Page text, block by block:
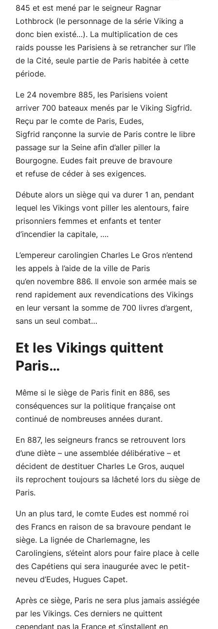
845 et est mené par le seigneur Ragnar
Lothbrock (le personnage de la série Viking a
donc bien existé…). La multiplication de ces
raids pousse les Parisiens à se retrancher sur l’île
de la Cité, seule partie de Paris habitée à cette
période.
Le 24 novembre 885, les Parisiens voient
arriver 700 bateaux menés par le Viking Sigfrid.
Reçu par le comte de Paris, Eudes,
Sigfrid rançonne la survie de Paris contre le libre
passage sur la Seine afin d’aller piller la
Bourgogne. Eudes fait preuve de bravoure
et refuse de céder à ses exigences.
Débute alors un siège qui va durer 1 an, pendant
lequel les Vikings vont piller les alentours, faire
prisonniers femmes et enfants et tenter
d’incendier la capitale, ….
L’empereur carolingien Charles Le Gros n’entend
les appels à l’aide de la ville de Paris
qu’en novembre 886. Il envoie son armée mais se
rend rapidement aux revendications des Vikings
en leur versant la somme de 700 livres d’argent,
sans un seul combat…
Et les Vikings quittent
Paris…
Même si le siège de Paris finit en 886, ses
conséquences sur la politique française ont
continué de nombreuses années durant.
En 887, les seigneurs francs se retrouvent lors
d’une diète – une assemblée délibérative – et
décident de destituer Charles Le Gros, auquel
ils reprochent toujours sa lâcheté lors du siège de
Paris.
Un an plus tard, le comte Eudes est nommé roi
des Francs en raison de sa bravoure pendant le
siège. La lignée de Charlemagne, les
Carolingiens, s’éteint alors pour faire place à celle
des Capétiens qui sera inaugurée avec le petit-
neveu d’Eudes, Hugues Capet.
Après ce siège, Paris ne sera plus jamais assiégée
par les Vikings. Ces derniers ne quittent
cependant pas la France et s’installent en